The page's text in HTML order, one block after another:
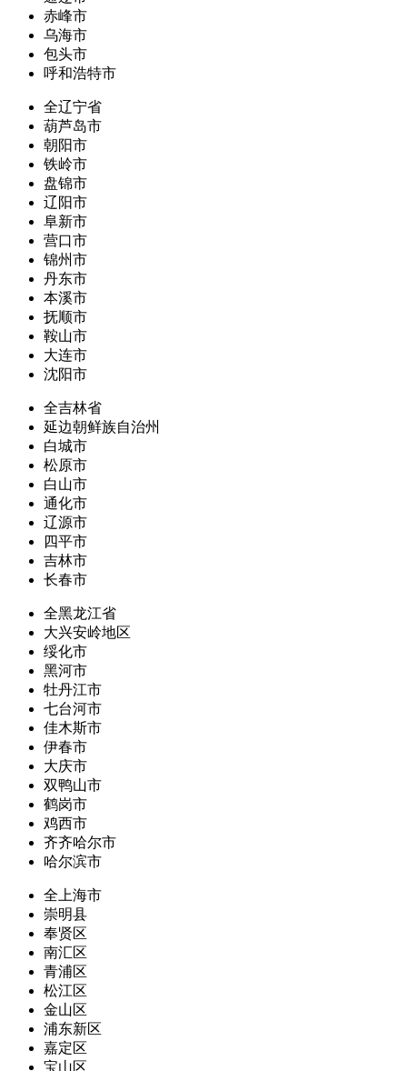
赤峰市
乌海市
包头市
呼和浩特市
全辽宁省
葫芦岛市
朝阳市
铁岭市
盘锦市
辽阳市
阜新市
营口市
锦州市
丹东市
本溪市
抚顺市
鞍山市
大连市
沈阳市
全吉林省
延边朝鲜族自治州
白城市
松原市
白山市
通化市
辽源市
四平市
吉林市
长春市
全黑龙江省
大兴安岭地区
绥化市
黑河市
牡丹江市
七台河市
佳木斯市
伊春市
大庆市
双鸭山市
鹤岗市
鸡西市
齐齐哈尔市
哈尔滨市
全上海市
崇明县
奉贤区
南汇区
青浦区
松江区
金山区
浦东新区
嘉定区
宝山区